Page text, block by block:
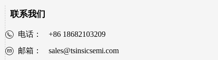
联系我们
电话：
+86 18682103209
邮箱：
sales@tsinsicsemi.com